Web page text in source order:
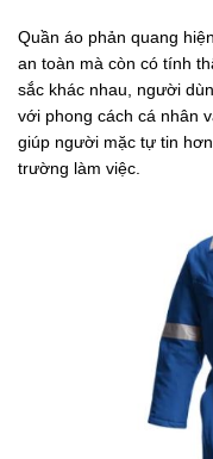
Quần áo phản quang
an toàn mà còn có tính
sắc khác nhau, người
với phong cách cá nhân
giúp người mặc tự tin
trường làm việc.